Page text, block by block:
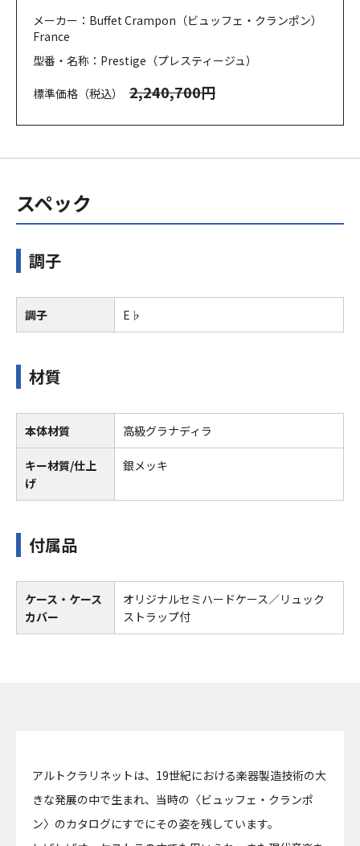
メーカー：Buffet Crampon（ビュッフェ・クランポン）
France
型番・名称：Prestige（プレスティージュ）
標準価格（税込） 2,240,700円
スペック
調子
調子 E♭
材質
本体材質 高級グラナディラ
キー材質/仕上
げ
銀メッキ
付属品
ケース・ケース
カバー
オリジナルセミハードケース／リュック
ストラップ付
アルトクラリネットは、19世紀における楽器製造技術の大
きな発展の中で生まれ、当時の〈ビュッフェ・クランポ
ン〉のカタログにすでにその姿を残しています。